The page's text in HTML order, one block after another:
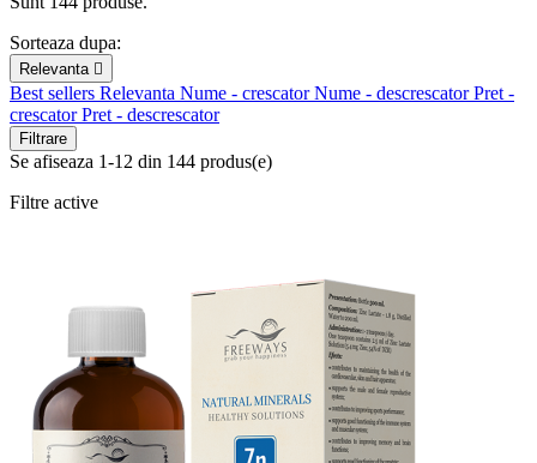
Sorteaza dupa:
Relevanta 
Best sellers Relevanta Nume - crescatorNume - descrescatorPret -
crescatorPret - descrescator
Filtrare
Se afiseaza 1-12 din 144 produs(e)
Filtre active